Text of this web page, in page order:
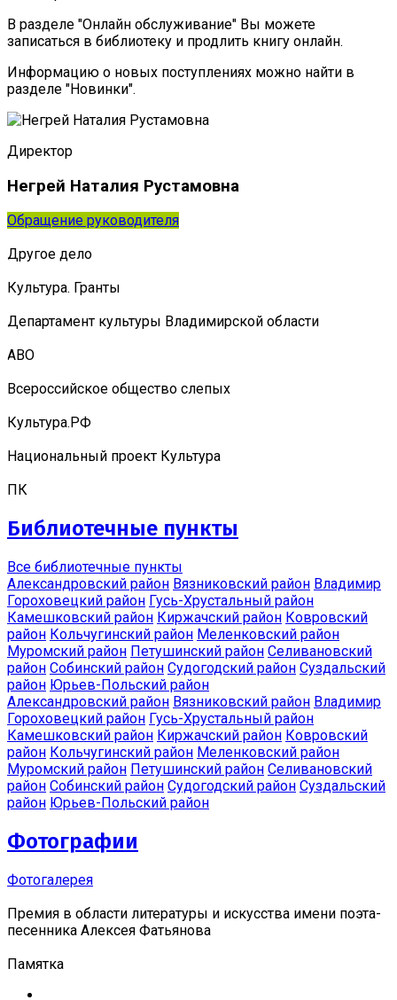
В разделе "Онлайн обслуживание" Вы можете
записаться в библиотеку и продлить книгу онлайн.
Информацию о новых поступлениях можно найти в
разделе "Новинки".
Директор
Негрей Наталия Рустамовна
Обращение руководителя
Другое дело
Культура. Гранты
Департамент культуры Владимирской области
АВО
Всероссийское общество слепых
Культура.РФ
Национальный проект Культура
ПК
Библиотечные пункты
Все библиотечные пункты
Александровский район Вязниковский район Владимир
Гороховецкий район Гусь-Хрустальный район
Камешковский район Киржачский район Ковровский
район Кольчугинский район Меленковский район
Муромский район Петушинский район Селивановский
район Собинский район Судогодский район Суздальский
район Юрьев-Польский район
Александровский район Вязниковский район Владимир
Гороховецкий район Гусь-Хрустальный район
Камешковский район Киржачский район Ковровский
район Кольчугинский район Меленковский район
Муромский район Петушинский район Селивановский
район Собинский район Судогодский район Суздальский
район Юрьев-Польский район
Фотографии
Фотогалерея
Премия в области литературы и искусства имени поэта-
песенника Алексея Фатьянова
Памятка